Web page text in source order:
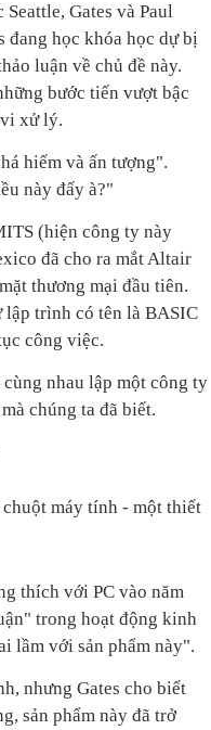
Gates và Paul
đang học khóa học dự bị
luận về chủ đề này.
bước tiến vượt bậc
xử lý.
hiếm và ấn tượng".
này đấy à?"
(hiện công ty này
đã cho ra mắt Altair
thương mại đầu tiên.
lập trình có tên là BASIC
công việc.
nhau lập một công ty
chúng ta đã biết.
máy tính - một thiết
thích với PC vào năm
trong hoạt động kinh
lầm với sản phẩm này".
nhưng Gates cho biết
sản phẩm này đã trở